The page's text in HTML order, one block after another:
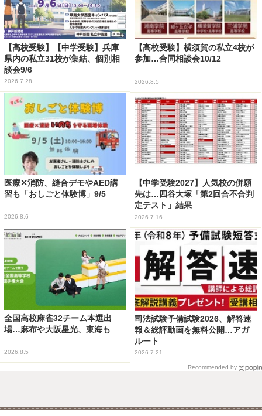
【高校受験】【中学受験】兵庫
県内の私立31校が集結、個別相
談会9/6
2026.7.28
【高校受験】横須賀の私立4校が
参加…合同相談会10/12
2026.8.5
医療✕消防、縫合デモやAED講
習も「おしごと体験博」9/5
2026.8.6
【中学受験2027】人気校の併願
先は…四谷大塚「第2回合不合判
定テスト」結果
2026.7.16
全国高校麻雀32チーム本選出
場…麻布や大阪星光、東海も
2026.8.5
司法試験予備試験2026、解答速
報＆総評動画を無料公開…アガ
ルート
2026.7.21
Recommended by